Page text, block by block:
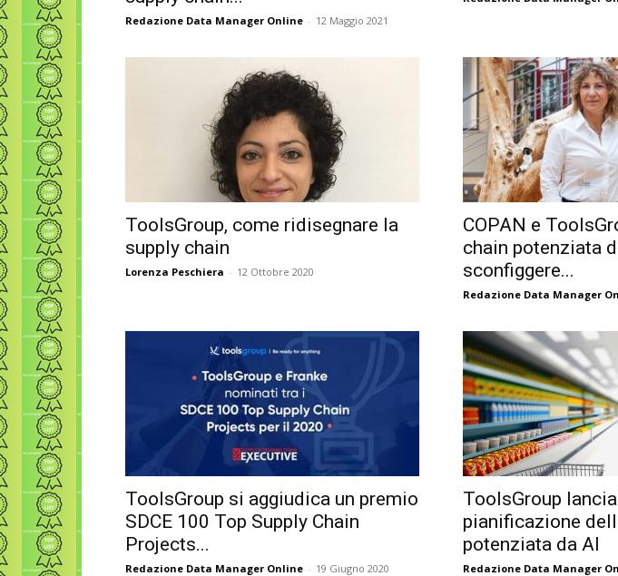
Redazione Data Manager Online - 12 Maggio 2021
ToolsGroup, come ridisegnare la
supply chain
Lorenza Peschiera - 12 Ottobre 2020
COPAN e
chain potenziata
sconfiggere...
Redazione Data Manager
ToolsGroup si aggiudica un premio
SDCE 100 Top Supply Chain
Projects...
Redazione Data Manager Online - 19 Giugno 2020
ToolsGroup
pianificazione
potenziata da AI
Redazione Data Manager